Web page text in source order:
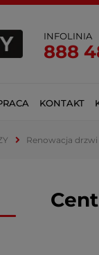
INFOLINIA
888
KONTAKT
Renowacja